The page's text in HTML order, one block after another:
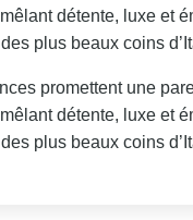
détente, luxe et
plus beaux coins
promettent une
détente, luxe et
plus beaux coins